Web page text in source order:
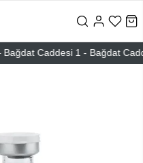
Caddesi 1 - Bağdat